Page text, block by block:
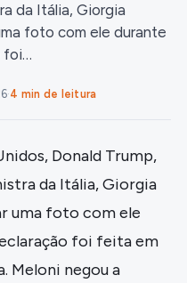
da Itália, Giorgia
foto com ele durante
foi…
·4 min de leitura
Donald Trump,
da Itália, Giorgia
uma foto com ele
foi feita em
Meloni negou a